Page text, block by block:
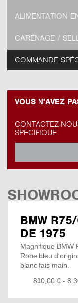
ALIMENTATION
CARÉNAGE /
COMMANDE
VOUS N'AVEZ
CONTACTEZ-
SPÉCIFIQUE
BMW
DE 1975
Magnifique BMW
Robe bleu
blanc fais main.
BMW Motorrad à
830,00 € - 8